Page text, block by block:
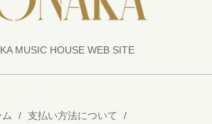
MUSIC HOUSE WEB SITE
/ 支払い方法について
/